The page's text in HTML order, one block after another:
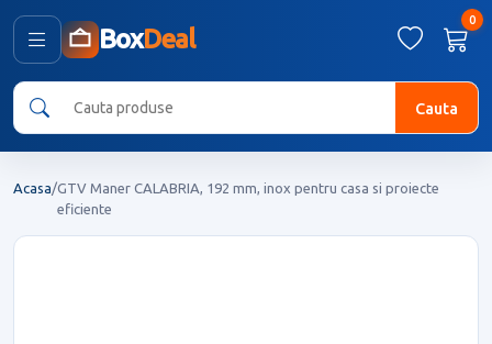
BoxDeal
0
Cauta
Acasa/GTV Maner CALABRIA, 192 mm, inox pentru casa si proiecte
eficiente